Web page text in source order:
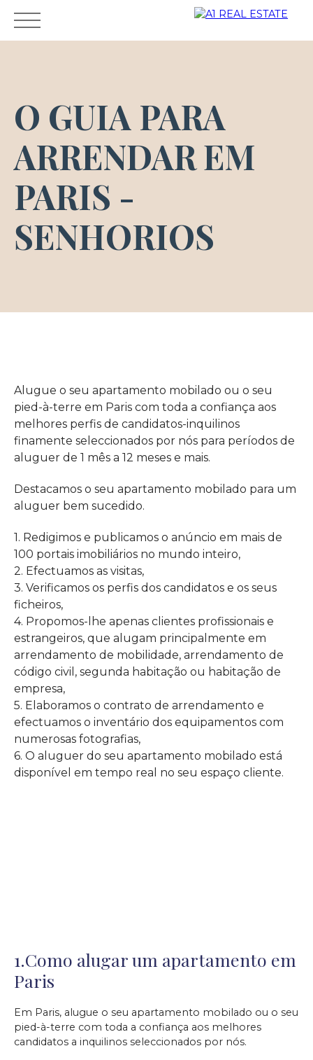
ALQUILER VENTA DUEÑO AGENCIA
Área del
propieta
rio
CONTAC
O GUIA PARA
ARRENDAR EM
PARIS -
SENHORIOS
Alugue o seu apartamento mobilado ou o seu
pied-à-terre em Paris com toda a confiança aos
melhores perfis de candidatos-inquilinos
finamente seleccionados por nós para períodos de
aluguer de 1 mês a 12 meses e mais.
Destacamos o seu apartamento mobilado para um
aluguer bem sucedido.
1. Redigimos e publicamos o anúncio em mais de
100 portais imobiliários no mundo inteiro,
2. Efectuamos as visitas,
3. Verificamos os perfis dos candidatos e os seus
ficheiros,
4. Propomos-lhe apenas clientes profissionais e
estrangeiros, que alugam principalmente em
arrendamento de mobilidade, arrendamento de
código civil, segunda habitação ou habitação de
empresa,
5. Elaboramos o contrato de arrendamento e
efectuamos o inventário dos equipamentos com
numerosas fotografias,
6. O aluguer do seu apartamento mobilado está
disponível em tempo real no seu espaço cliente.
1.Como alugar um apartamento em
Paris
Em Paris, alugue o seu apartamento mobilado ou o seu
pied-à-terre com toda a confiança aos melhores
candidatos a inquilinos seleccionados por nós.